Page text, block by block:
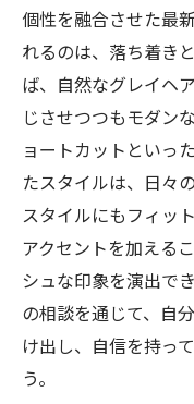
個性を融合させた最
れるのは、落ち着き
ば、自然なグレイヘ
じさせつつもモダン
ョートカットといっ
たスタイルは、日々
スタイルにもフィッ
アクセントを加える
シュな印象を演出で
の相談を通じて、自
け出し、自信を持っ
う。